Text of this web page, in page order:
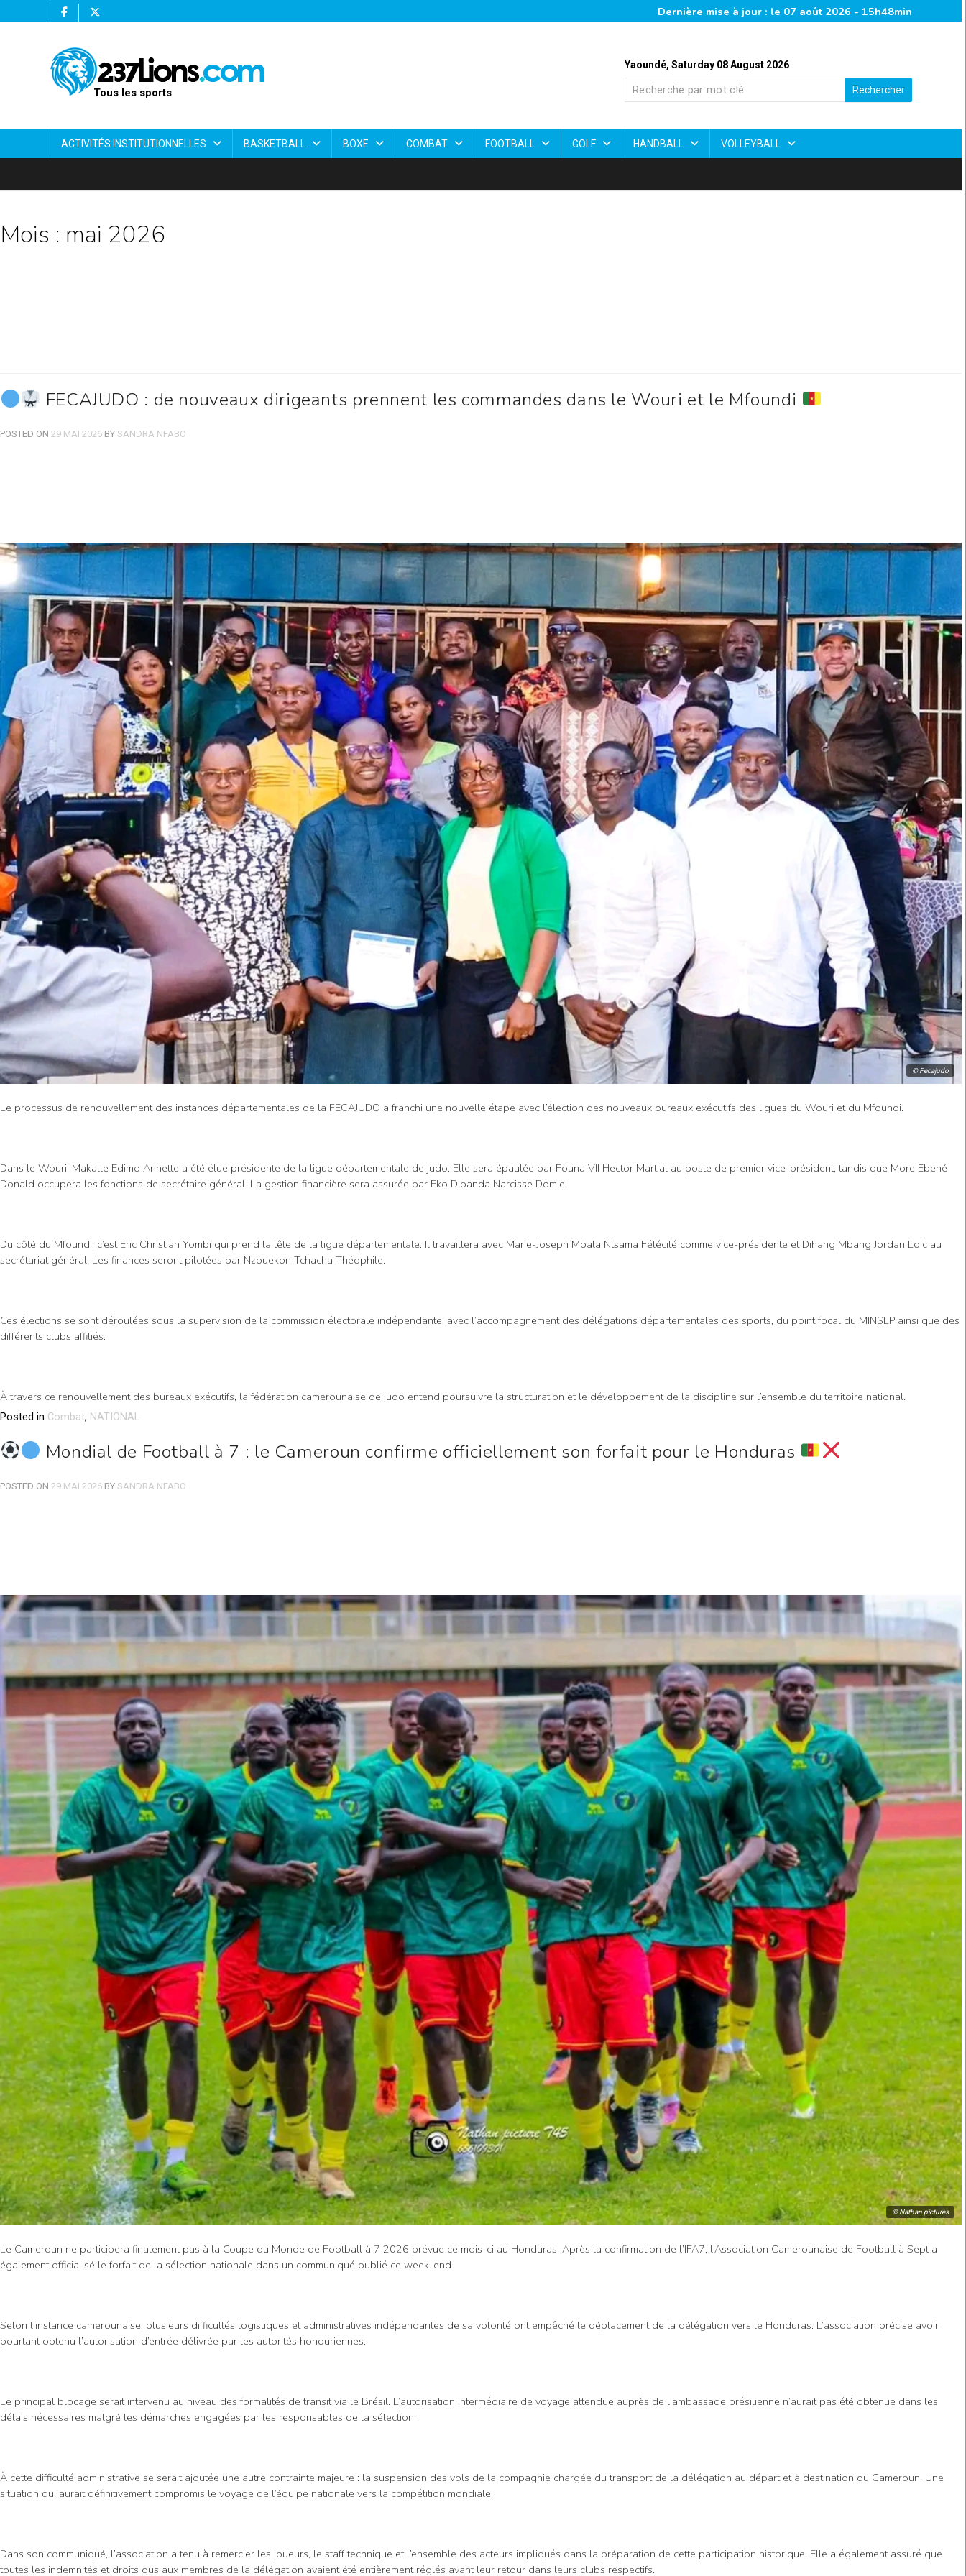
Dernière mise à jour : le 07 août 2026 - 15h48min
Yaoundé, Saturday 08 August 2026
Rechercher
Tous les sports
ACTIVITÉS INSTITUTIONNELLES BASKETBALL BOXE COMBAT FOOTBALL GOLF HANDBALL VOLLEYBALL
Mois : mai 2026
FECAJUDO : de nouveaux dirigeants prennent les commandes dans le Wouri et le Mfoundi
POSTED ON 29 MAI 2026 BY SANDRA NFABO
© Fecajudo
Le processus de renouvellement des instances départementales de la FECAJUDO a franchi une nouvelle étape avec l’élection des nouveaux bureaux exécutifs des ligues du Wouri et du Mfoundi.
Dans le Wouri, Makalle Edimo Annette a été élue présidente de la ligue départementale de judo. Elle sera épaulée par Founa VII Hector Martial au poste de premier vice-président, tandis que More Ebené
Donald occupera les fonctions de secrétaire général. La gestion financière sera assurée par Eko Dipanda Narcisse Domiel.
Du côté du Mfoundi, c’est Eric Christian Yombi qui prend la tête de la ligue départementale. Il travaillera avec Marie-Joseph Mbala Ntsama Félécité comme vice-présidente et Dihang Mbang Jordan Loïc au
secrétariat général. Les finances seront pilotées par Nzouekon Tchacha Théophile.
Ces élections se sont déroulées sous la supervision de la commission électorale indépendante, avec l’accompagnement des délégations départementales des sports, du point focal du MINSEP ainsi que des
différents clubs affiliés.
À travers ce renouvellement des bureaux exécutifs, la fédération camerounaise de judo entend poursuivre la structuration et le développement de la discipline sur l’ensemble du territoire national.
Posted in Combat, NATIONAL
Mondial de Football à 7 : le Cameroun confirme officiellement son forfait pour le Honduras
POSTED ON 29 MAI 2026 BY SANDRA NFABO
© Nathan pictures
Le Cameroun ne participera finalement pas à la Coupe du Monde de Football à 7 2026 prévue ce mois-ci au Honduras. Après la confirmation de l’IFA7, l’Association Camerounaise de Football à Sept a
également officialisé le forfait de la sélection nationale dans un communiqué publié ce week-end.
Selon l’instance camerounaise, plusieurs difficultés logistiques et administratives indépendantes de sa volonté ont empêché le déplacement de la délégation vers le Honduras. L’association précise avoir
pourtant obtenu l’autorisation d’entrée délivrée par les autorités honduriennes.
Le principal blocage serait intervenu au niveau des formalités de transit via le Brésil. L’autorisation intermédiaire de voyage attendue auprès de l’ambassade brésilienne n’aurait pas été obtenue dans les
délais nécessaires malgré les démarches engagées par les responsables de la sélection.
À cette difficulté administrative se serait ajoutée une autre contrainte majeure : la suspension des vols de la compagnie chargée du transport de la délégation au départ et à destination du Cameroun. Une
situation qui aurait définitivement compromis le voyage de l’équipe nationale vers la compétition mondiale.
Dans son communiqué, l’association a tenu à remercier les joueurs, le staff technique et l’ensemble des acteurs impliqués dans la préparation de cette participation historique. Elle a également assuré que
toutes les indemnités et droits dus aux membres de la délégation avaient été entièrement réglés avant leur retour dans leurs clubs respectifs.